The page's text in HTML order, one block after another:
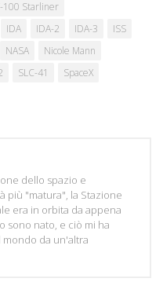
100 Starliner
IDA IDA-2 IDA-3
ISS
NASA
Nicole Mann
SLC-41
SpaceX
dello spazio e
più "matura", la Stazione
era in orbita da appena
sono nato, e ciò mi ha
da un'altra